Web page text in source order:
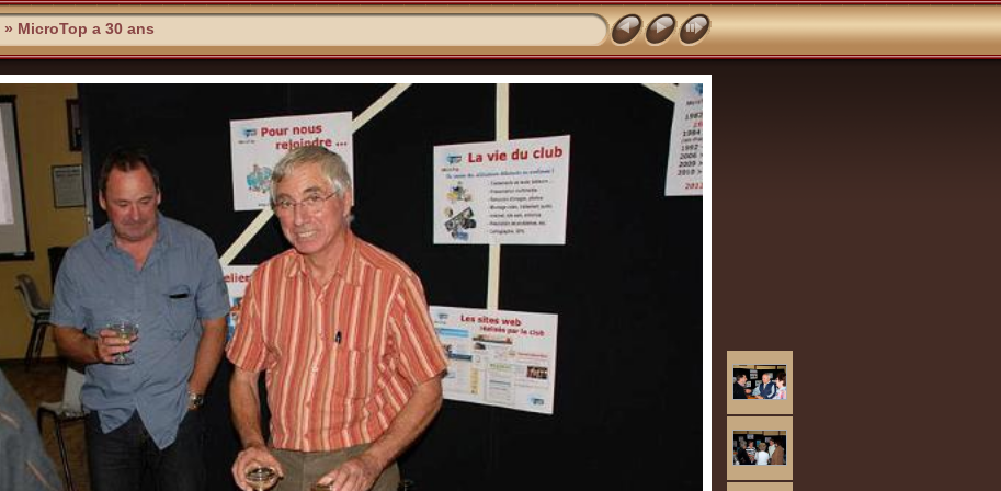
» MicroTop a 30 ans